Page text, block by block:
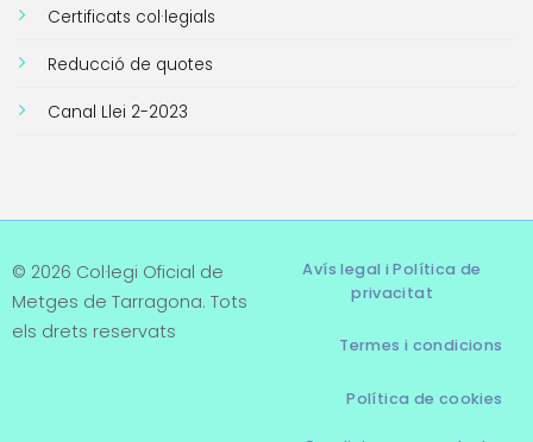
Certificats col·legials
Reducció de quotes
Canal Llei 2-2023
© 2026 Col·legi Oficial de
Metges de Tarragona. Tots
els drets reservats
Avís legal i Política de
privacitat
Termes i condicions
Política de cookies